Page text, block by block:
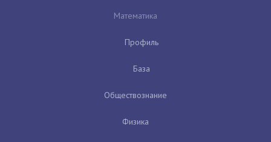
Математика
Профиль
База
Обществознание
Физика